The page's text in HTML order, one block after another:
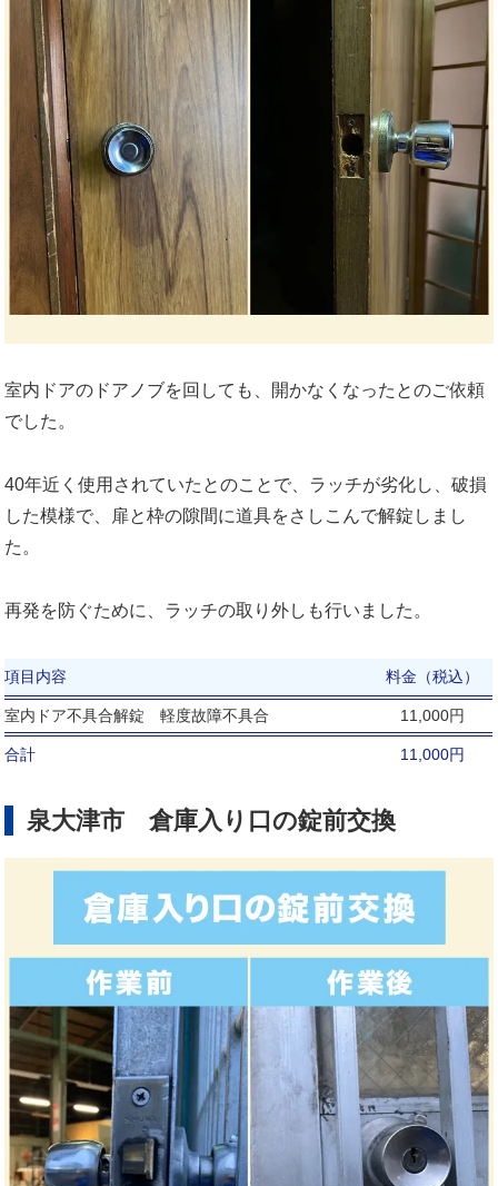
室内ドアのドアノブを回しても、開かなくなったとのご依頼
でした。
40年近く使用されていたとのことで、ラッチが劣化し、破損
した模様で、扉と枠の隙間に道具をさしこんで解錠しまし
た。
再発を防ぐために、ラッチの取り外しも行いました。
項目内容 料金（税込）
室内ドア不具合解錠 軽度故障不具合 11,000円
合計 11,000円
泉大津市 倉庫入り口の錠前交換